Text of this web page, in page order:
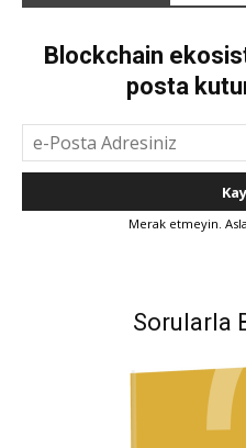
Blockchain
posta
Merak etmeyin.
Sorularla